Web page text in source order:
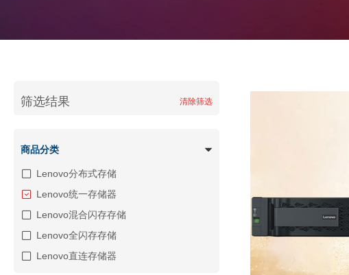
筛选结果 清除筛选
商品分类
Lenovo分布式存储
Lenovo统一存储器
Lenovo混合闪存存储
Lenovo全闪存存储
Lenovo直连存储器